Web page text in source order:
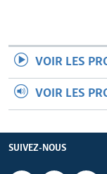
VOIR LES
VOIR LES
SUIVEZ-NOUS